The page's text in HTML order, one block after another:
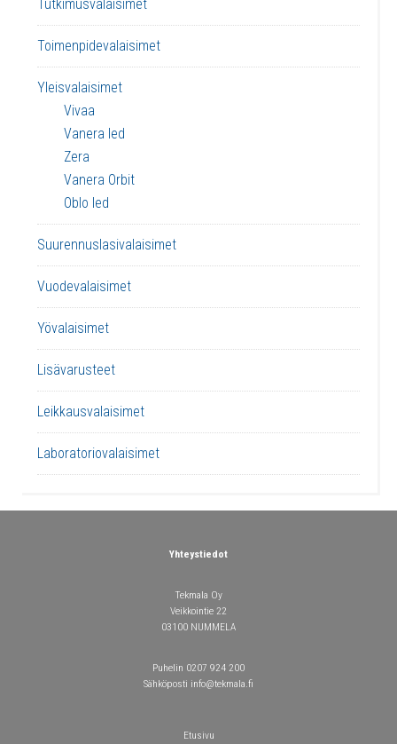
Tutkimusvalaisimet
Toimenpidevalaisimet
Yleisvalaisimet
Vivaa
Vanera led
Zera
Vanera Orbit
Oblo led
Suurennuslasivalaisimet
Vuodevalaisimet
Yövalaisimet
Lisävarusteet
Leikkausvalaisimet
Laboratoriovalaisimet
Yhteystiedot
Tekmala Oy
Veikkointie 22
03100 NUMMELA
Puhelin 0207 924 200
Sähköposti info@tekmala.fi
Etusivu